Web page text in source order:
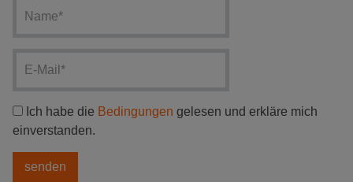
Ich habe die Bedingungen gelesen und erkläre mich
einverstanden.